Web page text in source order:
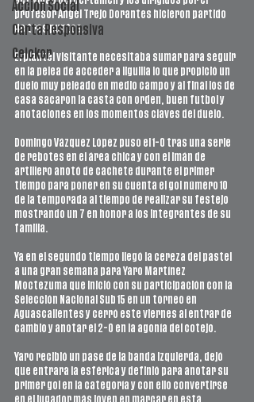
Acción Social
Carta Responsiva
Ceickor
profesor Ángel Trejo Dorantes hicieron partido
de tres puntos.
El plantel visitante necesitaba sumar para seguir
en la pelea de acceder a liguilla lo que propició un
duelo muy peleado en medio campo y al final los de
casa sacaron la casta con orden, buen futbol y
anotaciones en los momentos claves del duelo.
Domingo Vázquez López puso el 1-0 tras una serie
de rebotes en el área chica y con el imán de
artillero anotó de cachete durante el primer
tiempo para poner en su cuenta el gol número 10
de la temporada al tiempo de realizar su festejo
mostrando un 7 en honor a los integrantes de su
familia.
Ya en el segundo tiempo llegó la cereza del pastel
a una gran semana para Yaro Martínez
Moctezuma que inició con su participación con la
Selección Nacional Sub 15 en un torneo en
Aguascalientes y cerró este viernes al entrar de
cambio y anotar el 2-0 en la agonía del cotejo.
Yaro recibió un pase de la banda izquierda, dejó
que entrara la esférica y definió para anotar su
primer gol en la categoría y con ello convertirse
en el jugador más joven en marcar en esta